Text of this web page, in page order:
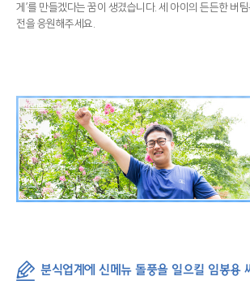
게’를 만들겠다는 꿈이 생겼습니다. 세 아이의 든든한 버
전을 응원해주세요.
분식업계에 신메뉴 돌풍을 일으킬 임봉용